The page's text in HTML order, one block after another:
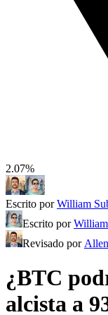
2.07%
Escrito porWilliam
Escrito por
Revisado por
¿BTC
alcista a